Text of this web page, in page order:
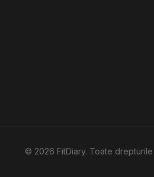
© 2026 FitDiary. Toate